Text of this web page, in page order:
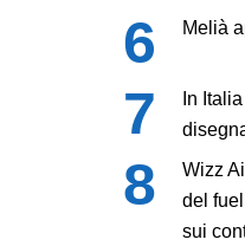
Melià
In
Wizz
del
sui